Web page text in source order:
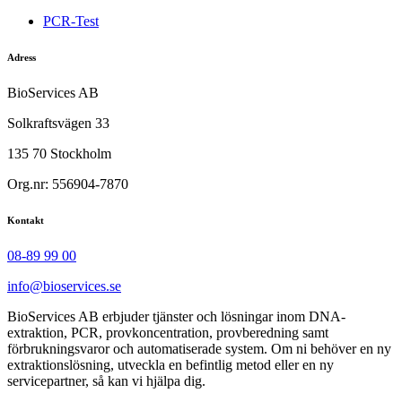
PCR-Test
Adress
BioServices AB
Solkraftsvägen 33
135 70 Stockholm
Org.nr: 556904-7870
Kontakt
08-89 99 00
info@bioservices.se
BioServices AB erbjuder tjänster och lösningar inom DNA-
extraktion, PCR, provkoncentration, provberedning samt
förbrukningsvaror och automatiserade system. Om ni behöver en ny
extraktionslösning, utveckla en befintlig metod eller en ny
servicepartner, så kan vi hjälpa dig.